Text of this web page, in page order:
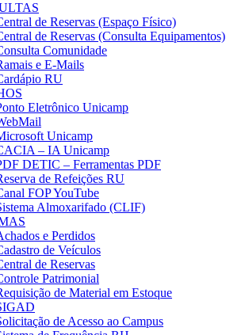
de Reservas (Espaço Físico)
de Reservas (Consulta Equipamentos)
Comunidade
e E-Mails
RU
Eletrônico Unicamp
Unicamp
– IA Unicamp
DETIC – Ferramentas PDF
de Refeições RU
FOP YouTube
Almoxarifado (CLIF)
e Perdidos
de Veículos
de Reservas
Patrimonial
de Material em Estoque
de Acesso ao Campus